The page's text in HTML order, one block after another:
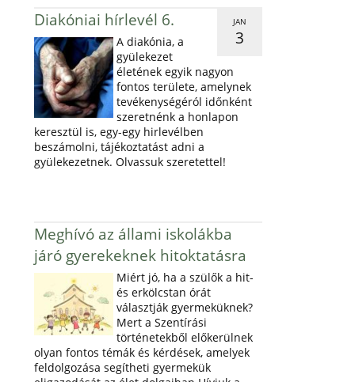
JAN
3
Diakóniai hírlevél 6.
A diakónia, a
gyülekezet
életének egyik nagyon
fontos területe, amelynek
tevékenységéról időnként
szeretnénk a honlapon
keresztül is, egy-egy hirlevélben
beszámolni, tájékoztatást adni a
gyülekezetnek. Olvassuk szeretettel!
Meghívó az állami iskolákba
járó gyerekeknek hitoktatásra
Miért jó, ha a szülők a hit-
és erkölcstan órát
választják gyermeküknek?
Mert a Szentírási
történetekből előkerülnek
olyan fontos témák és kérdések, amelyek
feldolgozása segítheti gyermekük